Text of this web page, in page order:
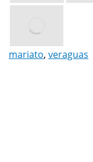
mariato, veraguas